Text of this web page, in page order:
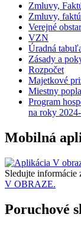
Zmluvy,
Zmluvy,
Verejné
VZN
Úradná
Zásady a
Rozpočet
Majetkové
Miestny
Program
na roky
Mobilná
Sledujte informácie
V OBRAZE.
Poruchové